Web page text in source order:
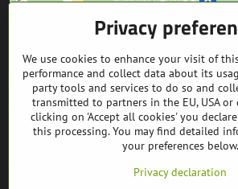
Kontakt
SITTRANS s.r.o.
Trate Mládeže 1
969 01 Banská Štiavnica
Téléphone: +421 905 608 936
info@equuseu.com
Privacy
We use cookies to enhance your visit of
performance and collect data about its
party tools and services to do so and
transmitted to partners in the EU, USA or
clicking on 'Accept all cookies' you
this processing. You may find detailed
your preferences below.
Privacy declaration